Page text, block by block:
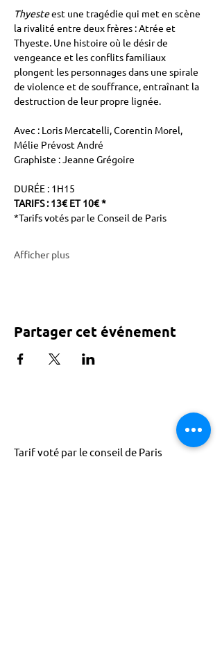
Thyeste est une tragédie qui met en scène
la rivalité entre deux frères : Atrée et
Thyeste. Une histoire où le désir de
vengeance et les conflits familiaux
plongent les personnages dans une spirale
de violence et de souffrance, entraînant la
destruction de leur propre lignée.
Avec : Loris Mercatelli, Corentin Morel,
Mélie Prévost André
Graphiste : Jeanne Grégoire
DURÉE : 1H15
TARIFS : 13€ ET 10€ *
*Tarifs votés par le Conseil de Paris
Afficher plus
Partager cet événement
Tarif voté par le conseil de Paris